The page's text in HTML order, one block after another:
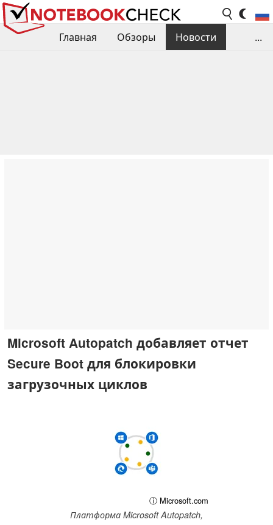
Главная Обзоры
Новости
...
Microsoft Autopatch добавляет отчет
Secure Boot для блокировки
загрузочных циклов
ⓘ Microsoft.com
Платформа Microsoft Autopatch,